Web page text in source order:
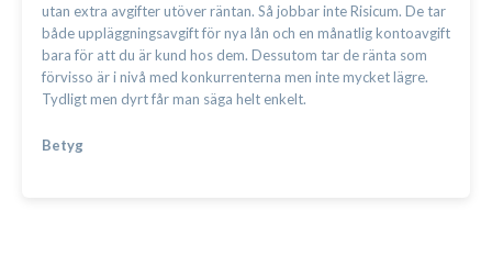
utan extra avgifter utöver räntan. Så jobbar inte Risicum. De tar
både uppläggningsavgift för nya lån och en månatlig kontoavgift
bara för att du är kund hos dem. Dessutom tar de ränta som
förvisso är i nivå med konkurrenterna men inte mycket lägre.
Tydligt men dyrt får man säga helt enkelt.
Betyg